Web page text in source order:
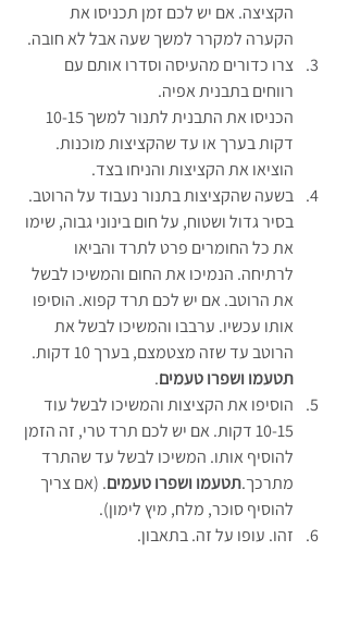
הקציצה. אם יש לכם זמן תכניסו את
הקערה למקרר למשך שעה אבל לא חובה.
צרו כדורים מהעיסה וסדרו אותם עם
רווחים בתבנית אפיה.
דקות בערך או עד שהקציצות מוכנות.
הוציאו את הקציצות והניחו בצד.
בשעה שהקציצות בתנור נעבוד על הרוטב.
בסיר גדול ושטוח, על חום בינוני גבוה, שימו
את כל החומרים פרט לתרד והביאו
לרתיחה. הנמיכו את החום והמשיכו לבשל
את הרוטב. אם יש לכם תרד קפוא. הוסיפו
אותו עכשיו. ערבבו והמשיכו לבשל את
הרוטב עד שזה מצטמצם, בערך 10 דקות.
תטעמו ושפרו טעמים.
הוסיפו את הקציצות והמשיכו לבשל עוד
10-15 דקות. אם יש לכם תרד טרי, זה הזמן
להוסיף אותו. המשיכו לבשל עד שהתרד
מתרכך.תטעמו ושפרו טעמים. (אם צריך
להוסיף סוכר, מלח, מיץ לימון).
זהו. עופו על זה. בתאבון.